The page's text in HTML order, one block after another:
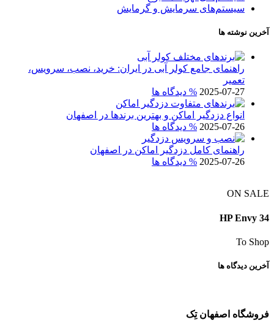
سیستم‌های سرمایش و گرمایش
آخرین نوشته ها
راهنمای جامع کولر آبی در ایران: خرید، نصب، سرویس،
تعمیر
2025-07-27 % دیدگاه ها
انواع دزدگیر اماکن و بهترین برندها در اصفهان
2025-07-26 % دیدگاه ها
راهنمای کامل دزدگیر اماکن در اصفهان
2025-07-26 % دیدگاه ها
ON SALE
HP Envy 34
To Shop
آخرین دیدگاه ها
فروشگاه اصفهان تِک